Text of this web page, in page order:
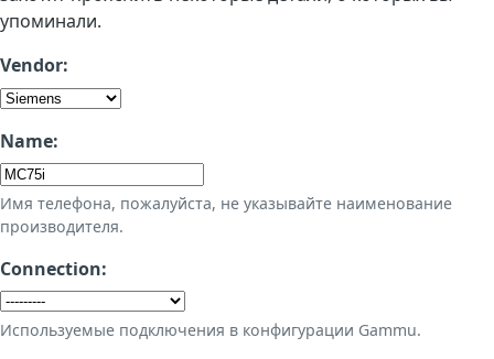
упоминали.
Vendor:
Name:
Имя телефона, пожалуйста, не указывайте наименование
производителя.
Connection:
Используемые подключения в конфигурации Gammu.